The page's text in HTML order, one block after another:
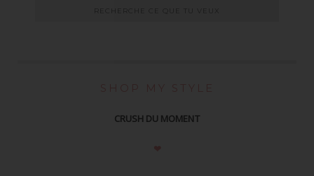
CRUSH DU MOMENT